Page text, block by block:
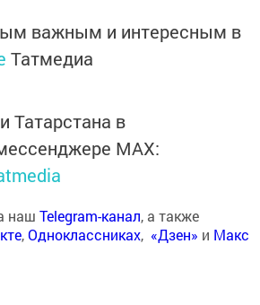
важным и интересным в
Татмедиа
Татарстана в
MАХ:
наш Telegram-канал, а также
,Одноклассниках, «Дзен» и Макс